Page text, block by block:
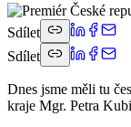
Sdílet
Sdílet
Dnes jsme měli tu
kraje Mgr. Petra